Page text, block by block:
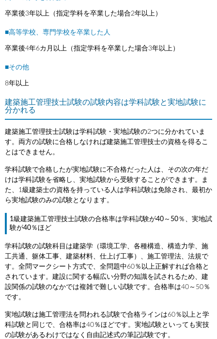
卒業後3年以上（指定学科を卒業した場合2年以上）
■高等学校、専門学校を卒業した人
卒業後4年6カ月以上（指定学科を卒業した場合3年以上）
■その他
8年以上
建築施工管理技士試験の試験内容は学科試験と実地試験に
分かれる
建築施工管理技士試験は学科試験・実地試験の2つに分かれていま
す。両方の試験に合格しなければ建築施工管理技士の資格を得るこ
とはできません。
学科試験で合格したが実地試験に不合格だった人は、その次の年だ
けは学科試験を省略し、実地試験から受験することができます。ま
た、1級建築士の資格を持っている人は学科試験は免除され、最初か
ら実地試験のみの試験となります。
1級建築施工管理技士試験の合格率は学科試験が40～50％、実地試
験が40％ほど
学科試験の試験科目は建築学（環境工学、各種構造、構造力学、施
工共通、躯体工事、建築材料、仕上げ工事）、施工管理法、法規で
す。全問マークシート方式で、全問題中60％以上正解すれば合格と
されています。建設に関する幅広い分野の知識を試されるため、建
設関係の試験のなかでは複雑で難しい試験です。合格率は40～50％
です。
実地試験は施工管理法を問われる試験で合格ラインは60％以上と学
科試験と同じで、合格率は40％ほどです。実地試験といっても実技
の試験があるわけではなく自由記述式の筆記試験です。